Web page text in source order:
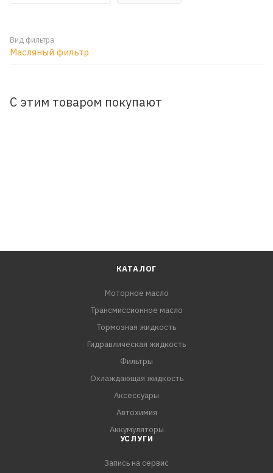
Вид фильтра
Масляный фильтр
С этим товаром покупают
КАТАЛОГ
Моторное масло
Трансмиссионное масло
Тормозная жидкость
Гидравлическая жидкость
Фильтры
Охлаждающая жидкость
Аксессуары
Автохимия
Аккумуляторы
УСЛУГИ
Запись на сервис